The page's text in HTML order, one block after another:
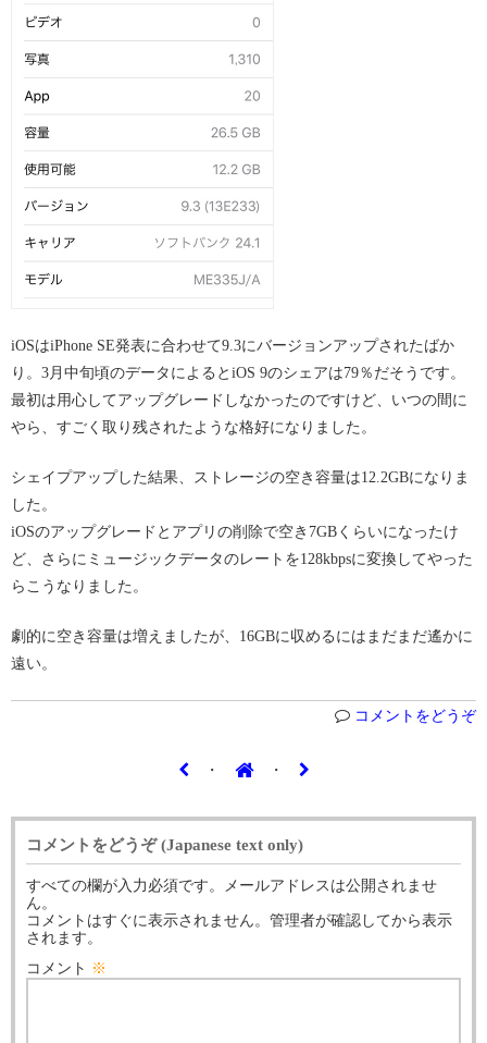
iOSはiPhone SE発表に合わせて9.3にバージョンアップされたばか
り。3月中旬頃のデータによるとiOS 9のシェアは79％だそうです。
最初は用心してアップグレードしなかったのですけど、いつの間に
やら、すごく取り残されたような格好になりました。
シェイプアップした結果、ストレージの空き容量は12.2GBになりま
した。
iOSのアップグレードとアプリの削除で空き7GBくらいになったけ
ど、さらにミュージックデータのレートを128kbpsに変換してやった
らこうなりました。
劇的に空き容量は増えましたが、16GBに収めるにはまだまだ遙かに
遠い。
コメントをどうぞ
・ ・
コメントをどうぞ (Japanese text only)
すべての欄が入力必須です。メールアドレスは公開されませ
ん。
コメントはすぐに表示されません。管理者が確認してから表示
されます。
コメント ※